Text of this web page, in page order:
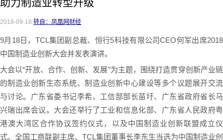
2018-09-18 转自：凤凰网财经
9月18日，TCL集团副总裁、恒行5科技有限公司CEO何军出席2018
中国制造业创新大会并发表演讲。
大会以“开放、合作、创新、发展”为主题，围绕打造贯穿创新产业链
的制造业创新生态系统、制造业创新中心建设等多个议题展开交流
与讨论。广东省委书记李希、工信部部长苗圩、广东省政府省长马
兴瑞出席会议。大会还举行了工业和信息化部、广东省人民政府粤
港澳大湾区合作协议签约仪式，以及中国制造业创新联盟成立仪
式。全国工商联副主席、TCL集团董事长李东生当选为中国制造业创